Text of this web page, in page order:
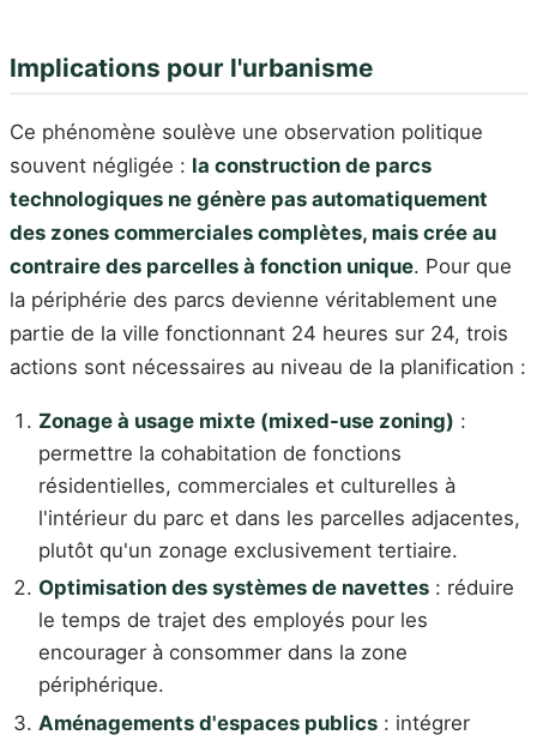
Implications pour l'urbanisme
Ce phénomène soulève une observation politique
souvent négligée : la construction de parcs
technologiques ne génère pas automatiquement
des zones commerciales complètes, mais crée au
contraire des parcelles à fonction unique. Pour que
la périphérie des parcs devienne véritablement une
partie de la ville fonctionnant 24 heures sur 24, trois
actions sont nécessaires au niveau de la planification :
Zonage à usage mixte (mixed-use zoning) :
permettre la cohabitation de fonctions
résidentielles, commerciales et culturelles à
l'intérieur du parc et dans les parcelles adjacentes,
plutôt qu'un zonage exclusivement tertiaire.
Optimisation des systèmes de navettes : réduire
le temps de trajet des employés pour les
encourager à consommer dans la zone
périphérique.
Aménagements d'espaces publics : intégrer